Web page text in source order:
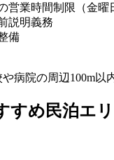
営業時間制限（金曜
説明義務
備
病院の周辺100m以
すめ民泊エ